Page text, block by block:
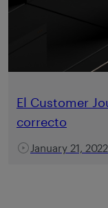
El Customer
correcto
January 21, 2022